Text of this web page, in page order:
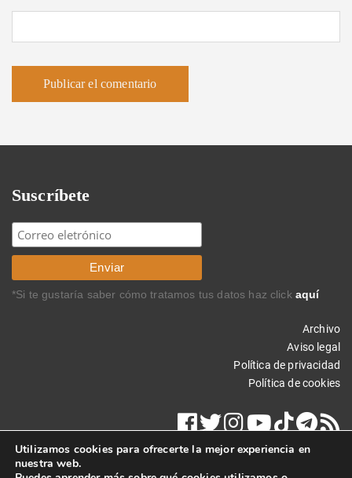
Suscríbete
*Si te gustaría saber cómo tratamos tus datos haz click aquí
Archivo
Aviso legal
Política de privacidad
Política de cookies
Utilizamos cookies para ofrecerte la mejor experiencia en
nuestra web.